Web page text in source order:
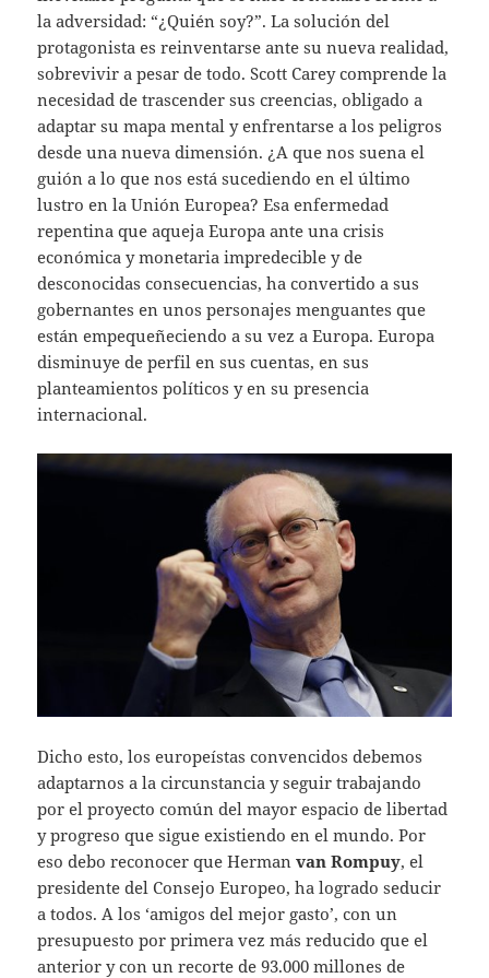
la adversidad: “¿Quién soy?”. La solución del
protagonista es reinventarse ante su nueva realidad,
sobrevivir a pesar de todo. Scott Carey comprende la
necesidad de trascender sus creencias, obligado a
adaptar su mapa mental y enfrentarse a los peligros
desde una nueva dimensión. ¿A que nos suena el
guión a lo que nos está sucediendo en el último
lustro en la Unión Europea? Esa enfermedad
repentina que aqueja Europa ante una crisis
económica y monetaria impredecible y de
desconocidas consecuencias, ha convertido a sus
gobernantes en unos personajes menguantes que
están empequeñeciendo a su vez a Europa. Europa
disminuye de perfil en sus cuentas, en sus
planteamientos políticos y en su presencia
internacional.
Dicho esto, los europeístas convencidos debemos
adaptarnos a la circunstancia y seguir trabajando
por el proyecto común del mayor espacio de libertad
y progreso que sigue existiendo en el mundo. Por
eso debo reconocer que Hermanvan Rompuy, el
presidente del Consejo Europeo, ha logrado seducir
a todos. A los ‘amigos del mejor gasto’, con un
presupuesto por primera vez más reducido que el
anterior y con un recorte de 93.000 millones de